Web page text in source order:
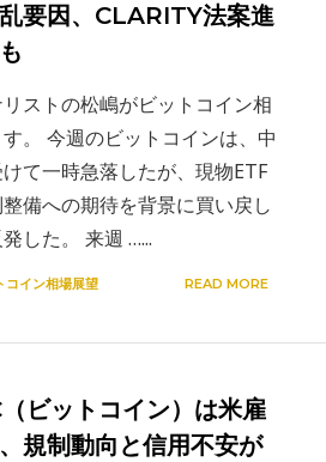
要因、CLARITY法案進
ストの松嶋がビットコイン相
。 今週のビットコインは、中
て一時急落したが、現物ETF
備への期待を背景に買い戻し
した。 来週 …...
コイン相場展望 READ MORE
ビットコイン）は米雇
規制動向と信用不安が